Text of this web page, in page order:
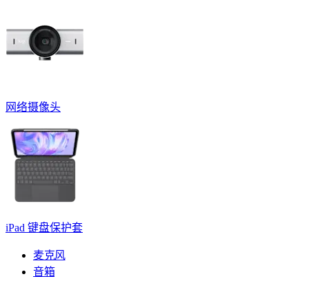
网络摄像头
iPad 键盘保护套
麦克风
音箱